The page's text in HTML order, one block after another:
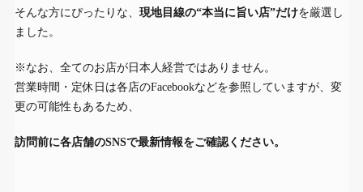
そんな方にぴったりな、 現地目線の“本当に旨い店”だけを厳選し
ました。
※なお、全てのお店が日本人経営ではありません。
営業時間・定休日は各店のFacebookなどを参照していますが、変
更の可能性もあるため、
訪問前に各店舗のSNSで最新情報をご確認ください。